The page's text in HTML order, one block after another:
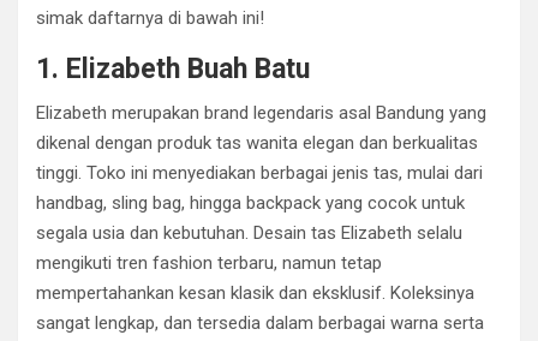
simak daftarnya di bawah ini!
1. Elizabeth Buah Batu
Elizabeth merupakan brand legendaris asal Bandung yang
dikenal dengan produk tas wanita elegan dan berkualitas
tinggi. Toko ini menyediakan berbagai jenis tas, mulai dari
handbag, sling bag, hingga backpack yang cocok untuk
segala usia dan kebutuhan. Desain tas Elizabeth selalu
mengikuti tren fashion terbaru, namun tetap
mempertahankan kesan klasik dan eksklusif. Koleksinya
sangat lengkap, dan tersedia dalam berbagai warna serta